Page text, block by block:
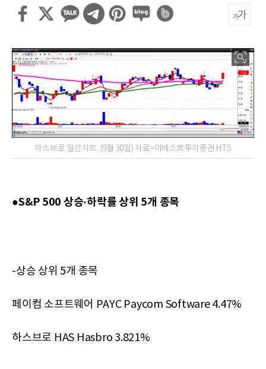
하스브로 일간차트. (9월 30일) 자료=이베스트투자증권 HTS
●S&P 500 상승·하락률 상위 5개 종목
-상승 상위 5개 종목
페이컴 소프트웨어 PAYC Paycom Software 4.47%
하스브로 HAS Hasbro 3.821%